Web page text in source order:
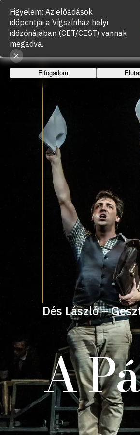
Dés László –
A
Sütik használata
Az oldal működéséhez és a látogatottság
sütiket használunk. A folytatással
használatát.
Elfogadom